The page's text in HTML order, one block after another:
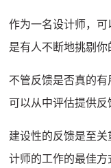
作为一名设计师，
是有人不断地挑剔你
不管反馈是否真的
可以从中评估提供
建设性的反馈是至
计师的工作的最佳方